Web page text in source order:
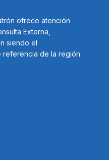
ofrece atención
Externa,
siendo el
referencia de la región